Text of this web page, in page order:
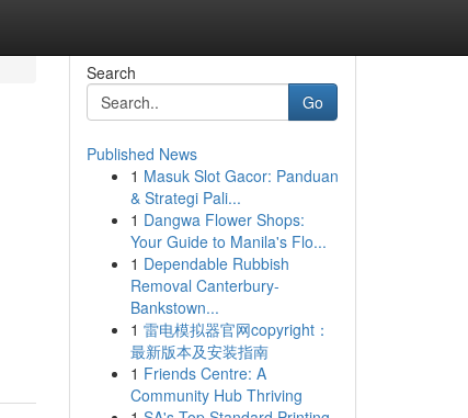
Search
Go
Published News
1 Masuk Slot Gacor: Panduan
& Strategi Pali...
1 Dangwa Flower Shops:
Your Guide to Manila's Flo...
1 Dependable Rubbish
Removal Canterbury-
Bankstown...
1 雷电模拟器官网copyright：
最新版本及安装指南
1 Friends Centre: A
Community Hub Thriving